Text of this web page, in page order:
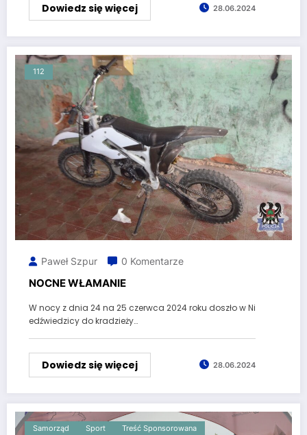
Dowiedz się więcej 28.06.2024
112
Paweł Szpur 0 Komentarze
NOCNE WŁAMANIE
W nocy z dnia 24 na 25 czerwca 2024 roku doszło w Ni
edźwiedzicy do kradzieży…
Dowiedz się więcej 28.06.2024
Samorząd Sport Treść Sponsorowana